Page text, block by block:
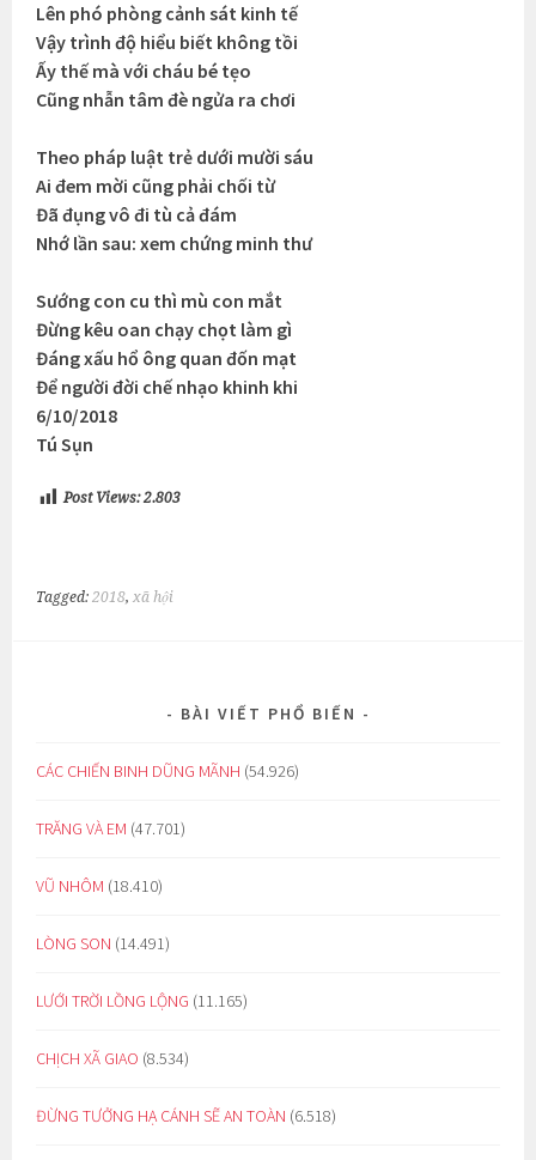
Lên phó phòng cảnh sát kinh tế
Vậy trình độ hiểu biết không tồi
Ấy thế mà với cháu bé tẹo
Cũng nhẫn tâm đè ngửa ra chơi
Theo pháp luật trẻ dưới mười sáu
Ai đem mời cũng phải chối từ
Đã đụng vô đi tù cả đám
Nhớ lần sau: xem chứng minh thư
Sướng con cu thì mù con mắt
Đừng kêu oan chạy chọt làm gì
Đáng xấu hổ ông quan đốn mạt
Để người đời chế nhạo khinh khi
6/10/2018
Tú Sụn
Post Views: 2.803
Tagged:2018,xã hội
BÀI VIẾT PHỔ BIẾN
CÁC CHIẾN BINH DŨNG MÃNH (54.926)
TRĂNG VÀ EM (47.701)
VŨ NHÔM (18.410)
LÒNG SON (14.491)
LƯỚI TRỜI LỒNG LỘNG (11.165)
CHỊCH XÃ GIAO (8.534)
ĐỪNG TƯỞNG HẠ CÁNH SẼ AN TOÀN (6.518)